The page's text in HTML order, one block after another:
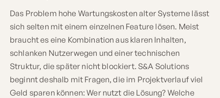
Das Problem hohe Wartungskosten alter Systeme lässt
sich selten mit einem einzelnen Feature lösen. Meist
braucht es eine Kombination aus klaren Inhalten,
schlanken Nutzerwegen und einer technischen
Struktur, die später nicht blockiert. S&A Solutions
beginnt deshalb mit Fragen, die im Projektverlauf viel
Geld sparen können: Wer nutzt die Lösung? Welche